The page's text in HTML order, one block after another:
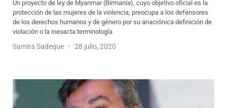
Un proyecto de ley de Myanmar (Birmania), cuyo objetivo oficial es la
protección de las mujeres de la violencia, preocupa a los defensores
de los derechos humanos y de género por su anacrónica definición de
violación o la inexacta terminología
Samira Sadeque 28 julio, 2020